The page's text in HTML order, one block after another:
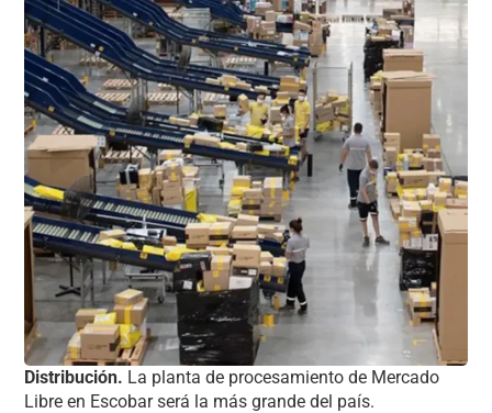
Distribución. La planta de procesamiento de Mercado
Libre en Escobar será la más grande del país.